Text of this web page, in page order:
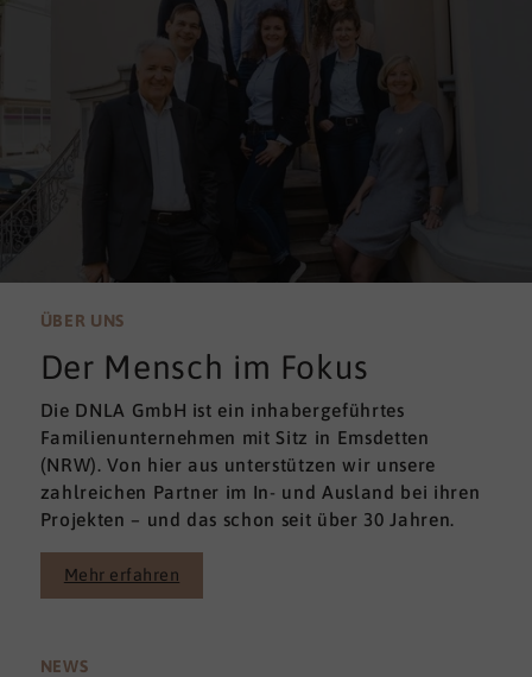
ÜBER UNS
Der Mensch im Fokus
Die DNLA GmbH ist ein inhabergeführtes
Familienunternehmen mit Sitz in Emsdetten
(NRW). Von hier aus unterstützen wir unsere
zahlreichen Partner im In- und Ausland bei ihren
Projekten – und das schon seit über 30 Jahren.
Mehr erfahren
NEWS